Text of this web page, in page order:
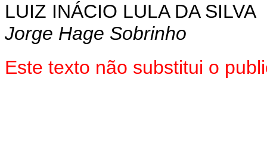
LUIZ INÁCIO LULA DA SILVA
Jorge Hage Sobrinho
Este texto não substitui o